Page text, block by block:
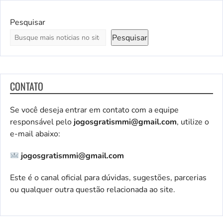
Pesquisar
Pesquisar
CONTATO
Se você deseja entrar em contato com a equipe
responsável pelojogosgratismmi@gmail.com, utilize o
e-mail abaixo:
jogosgratismmi@gmail.com
Este é o canal oficial para dúvidas, sugestões, parcerias
ou qualquer outra questão relacionada ao site.